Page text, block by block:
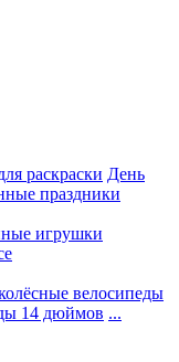
раскраски День
праздники
игрушки
велосипеды
14 дюймов ...